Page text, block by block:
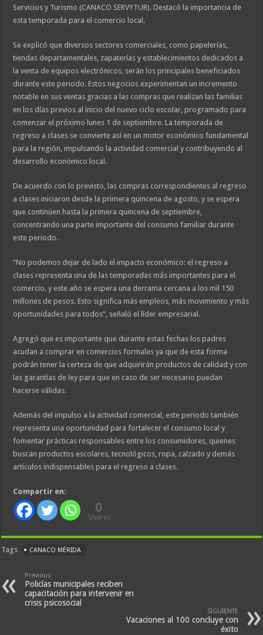
Servicios y Turismo (CANACO SERVYTUR). Destacó la importancia de
esta temporada para el comercio local.
Se explicó que diversos sectores comerciales, como papelerías,
tiendas departamentales, zapaterías y establecimientos dedicados a
la venta de equipos electrónicos, serán los principales beneficiados
durante este periodo. Estos negocios experimentan un incremento
notable en sus ventas gracias a las compras que realizan las familias
en los días previos al inicio del nuevo ciclo escolar, programado para
comenzar el próximo lunes 1 de septiembre. La temporada de
regreso a clases se convierte así en un motor económico fundamental
para la región, impulsando la actividad comercial y contribuyendo al
desarrollo económico local.
De acuerdo con lo previsto, las compras correspondientes al regreso
a clases iniciaron desde la primera quincena de agosto, y se espera
que continúen hasta la primera quincena de septiembre,
concentrando una parte importante del consumo familiar durante
este periodo.
“No podemos dejar de lado el impacto económico: el regreso a
clases representa una de las temporadas más importantes para el
comercio, y este año se espera una derrama cercana a los mil 150
millones de pesos. Esto significa más empleos, más movimiento y más
oportunidades para todos”, señaló el líder empresarial.
Agregó que es importante que durante estas fechas los padres
acudan a comprar en comercios formales ya que de esta forma
podrán tener la certeza de que adquirirán productos de calidad y con
las garantías de ley para que en caso de ser necesario puedan
hacerse válidas.
Además del impulso a la actividad comercial, este periodo también
representa una oportunidad para fortalecer el consumo local y
fomentar prácticas responsables entre los consumidores, quienes
buscan productos escolares, tecnológicos, ropa, calzado y demás
artículos indispensables para el regreso a clases.
Compartir en:
0
Shares
Tags CANACO MÉRIDA
Previous
Policías municipales reciben
capacitación para intervenir en
crisis psicosocial
SIGUIENTE
Vacaciones al 100 concluye con
éxito